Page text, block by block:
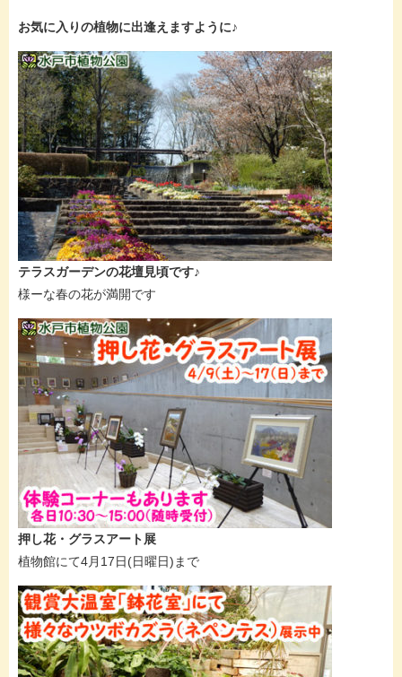
お気に入りの植物に出逢えますように♪
テラスガーデンの花壇見頃です♪
様ーな春の花が満開です
押し花・グラスアート展
植物館にて4月17日(日曜日)まで